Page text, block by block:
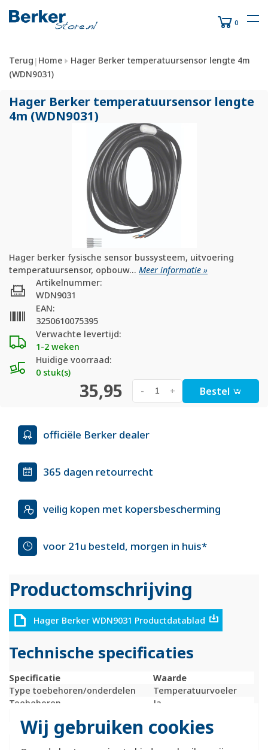
Wij gebruiken cookies
0
Terug | Home
Hager Berker temperatuursensor lengte 4m
(WDN9031)
Hager Berker temperatuursensor lengte
4m (WDN9031)
Hager berker fysische sensor bussysteem, uitvoering
temperatuursensor, opbouw... Meer informatie »
Verwachte levertijd:
1-2 weken
Huidige voorraad:
0 stuk(s)
Artikelnummer:
WDN9031
EAN:
3250610075395
35,95 +
- Bestel
officiële Berker dealer
365 dagen retourrecht
veilig kopen met kopersbescherming
voor 21u besteld, morgen in huis*
Productomschrijving
Hager Berker WDN9031 Productdatablad
Technische specificaties
Specificatie
Waarde
Type toebehoren/onderdelen
Temperatuurvoeler
Toebehoren
Ja
161